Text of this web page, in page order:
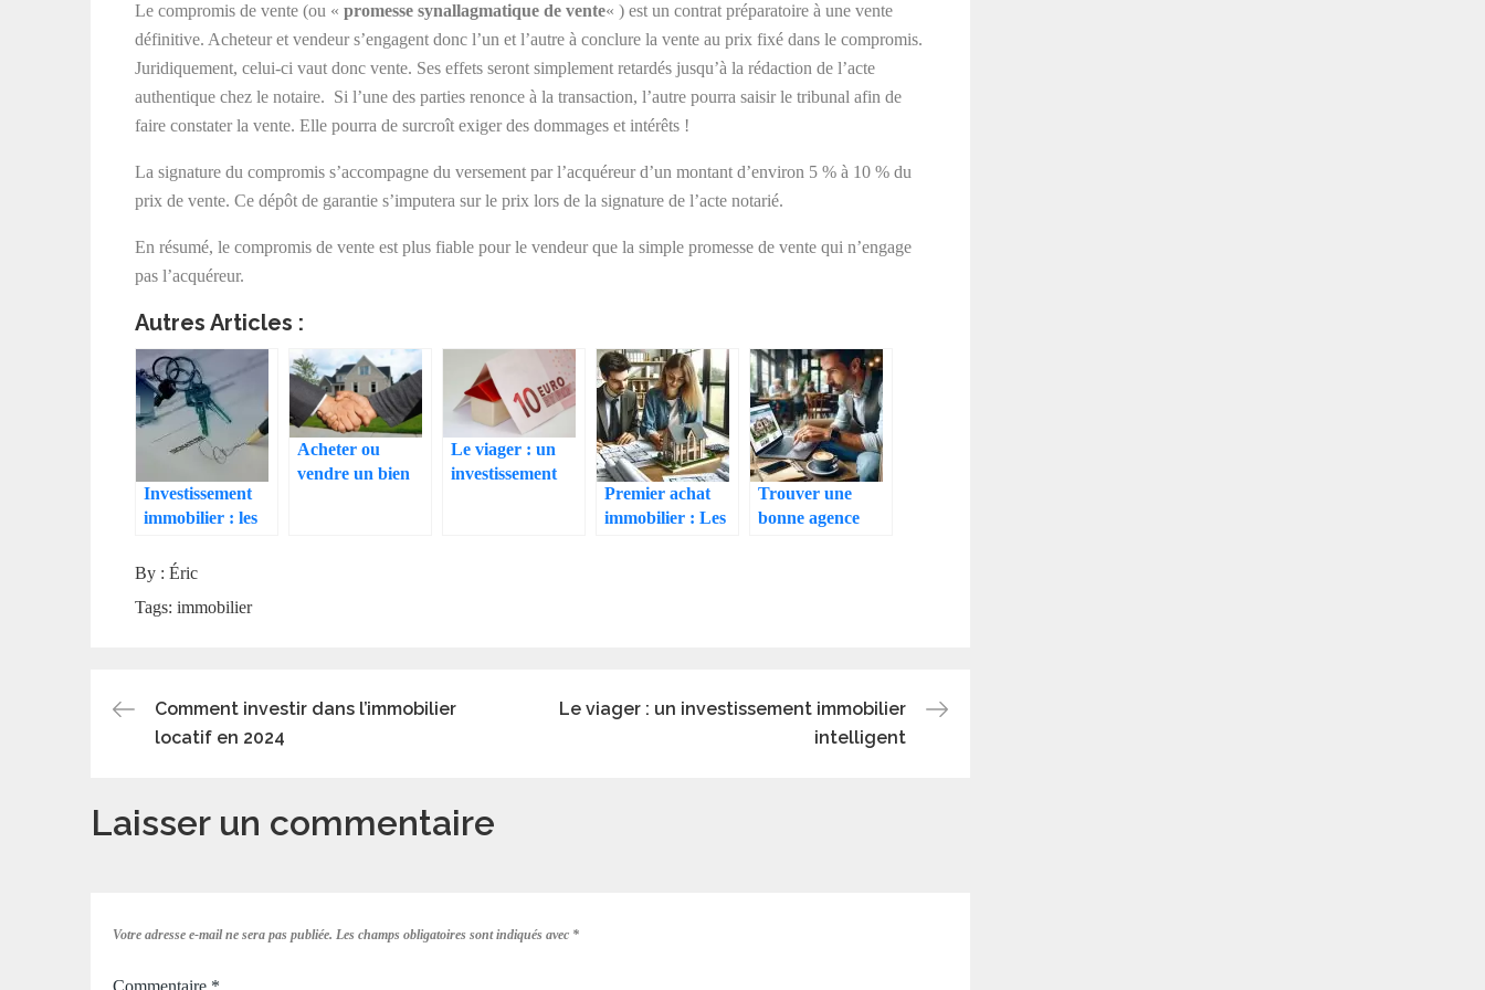
Le compromis de vente (ou « promesse synallagmatique de vente« ) est un contrat préparatoire à une vente
définitive. Acheteur et vendeur s’engagent donc l’un et l’autre à conclure la vente au prix fixé dans le compromis.
Juridiquement, celui-ci vaut donc vente. Ses effets seront simplement retardés jusqu’à la rédaction de l’acte
authentique chez le notaire. Si l’une des parties renonce à la transaction, l’autre pourra saisir le tribunal afin de
faire constater la vente. Elle pourra de surcroît exiger des dommages et intérêts !
La signature du compromis s’accompagne du versement par l’acquéreur d’un montant d’environ 5 % à 10 % du
prix de vente. Ce dépôt de garantie s’imputera sur le prix lors de la signature de l’acte notarié.
En résumé, le compromis de vente est plus fiable pour le vendeur que la simple promesse de vente qui n’engage
pas l’acquéreur.
Autres Articles :
Investissement
immobilier : les
Acheter ou
vendre un bien
Le viager : un
investissement
Premier achat
immobilier : Les
Trouver une
bonne agence
By : Éric
Tags: immobilier
Navigation
l’article
Comment investir dans l’immobilier
locatif en 2024
Le viager : un investissement immobilier
intelligent
Laisser un commentaire
Votre adresse e-mail ne sera pas publiée. Les champs obligatoires sont indiqués avec *